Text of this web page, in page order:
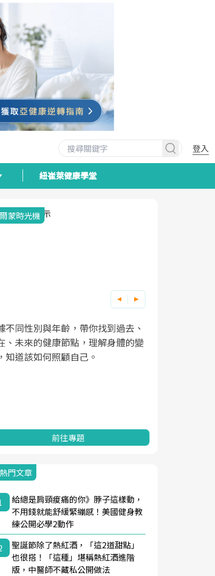
登入
紐崔萊健康學堂
蒙時光機
不同性別與年齡，帶你找到過去、
、未來的健康節點，理解身體的變
知道該如何照顧自己。
前往專題
門文章
給總是肩頸痠痛的你》脖子這樣動，
不用錢就能舒緩緊繃感！美國健身教
練公開必學2動作
聖誕節除了熱紅酒，「這2道甜點」
也很搭！「這種」堪稱熱紅酒進階
版，中醫師不藏私公開做法